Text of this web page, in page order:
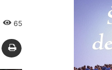
65